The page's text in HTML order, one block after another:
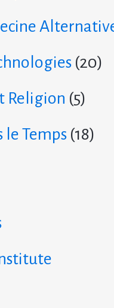
(20)
Religion (5)
le Temps (18)